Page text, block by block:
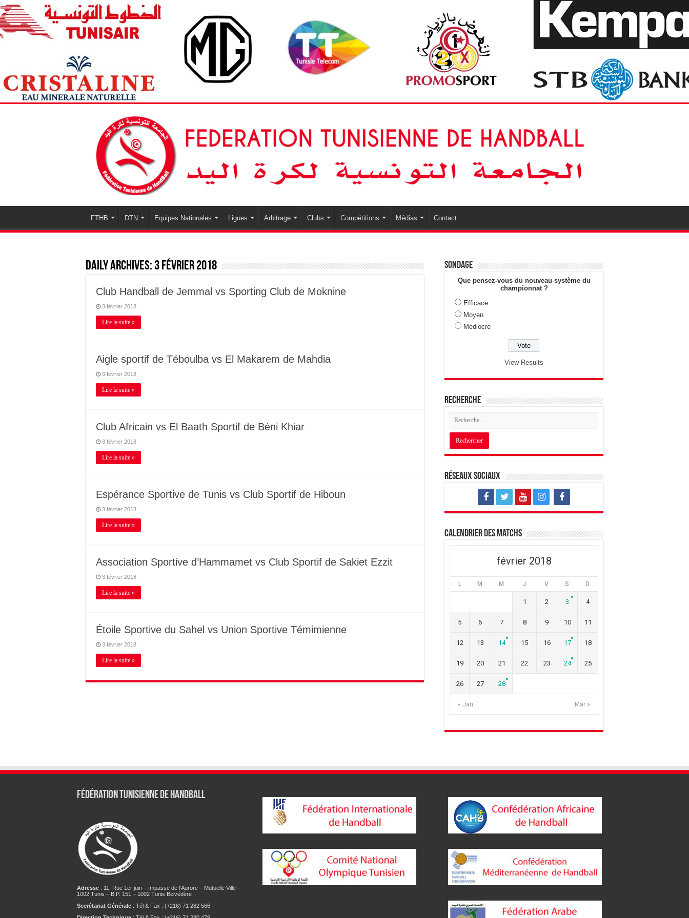
FTHB DTN Equipes Nationales Ligues Arbitrage Clubs Compétitions Médias Contact
Daily Archives:3 février 2018
Club Handball de Jemmal vs Sporting Club de Moknine
3 février 2018
Lire la suite »
Aigle sportif de Téboulba vs El Makarem de Mahdia
3 février 2018
Lire la suite »
Club Africain vs El Baath Sportif de Béni Khiar
3 février 2018
Lire la suite »
Espérance Sportive de Tunis vs Club Sportif de Hiboun
3 février 2018
Lire la suite »
Association Sportive d’Hammamet vs Club Sportif de Sakiet Ezzit
3 février 2018
Lire la suite »
Étoile Sportive du Sahel vs Union Sportive Témimienne
3 février 2018
Lire la suite »
Sondage
Que pensez-vous du nouveau système du
championnat ?
Efficace
Moyen
Médiocre
View Results
Recherche
Réseaux sociaux
Calendrier des matchs
février 2018
L M M J V S D
« Jan Mar »
1 2 3 4
5 6 7 8 9 10 11
12 13 14 15 16 17 18
19 20 21 22 23 24 25
26 27 28
Fédération tunisienne de Handball
Adresse: 11, Rue 1er juin – Impasse de l’Aurore – Mutuelle Ville –
1002 Tunis – B.P. 151 – 1002 Tunis Belvédère
Secrétariat Générale: Tél & Fax : (+216) 71 282 566